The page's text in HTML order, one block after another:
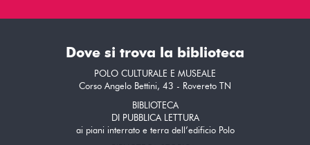
Dove si trova la biblioteca
POLO CULTURALE E MUSEALE
Corso Angelo Bettini, 43 - Rovereto TN
BIBLIOTECA
DI PUBBLICA LETTURA
ai piani interrato e terra dell’edificio Polo